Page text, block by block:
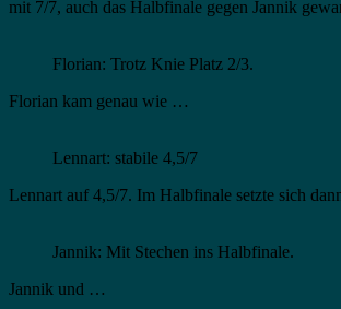
mit 7/7, auch das Halbfinale gegen Jannik
Florian: Trotz Knie Platz 2/3.
Florian kam genau wie …
Lennart: stabile 4,5/7
Lennart auf 4,5/7. Im Halbfinale setzte sich
Jannik: Mit Stechen ins Halbfinale.
Jannik und …